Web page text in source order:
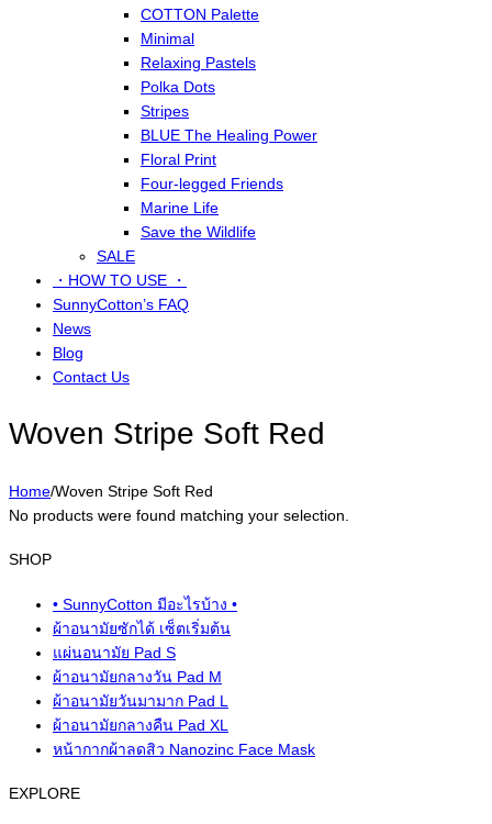
COTTON Palette
Minimal
Relaxing Pastels
Polka Dots
Stripes
BLUE The Healing Power
Floral Print
Four-legged Friends
Marine Life
Save the Wildlife
SALE
・HOW TO USE ・
SunnyCotton’s FAQ
News
Blog
Contact Us
Woven Stripe Soft Red
Home/Woven Stripe Soft Red
No products were found matching your selection.
SHOP
• SunnyCotton มีอะไรบ้าง •
ผ้าอนามัยซักได้ เซ็ตเริ่มต้น
แผ่นอนามัย Pad S
ผ้าอนามัยกลางวัน Pad M
ผ้าอนามัยวันมามาก Pad L
ผ้าอนามัยกลางคืน Pad XL
หน้ากากผ้าลดสิว Nanozinc Face Mask
EXPLORE